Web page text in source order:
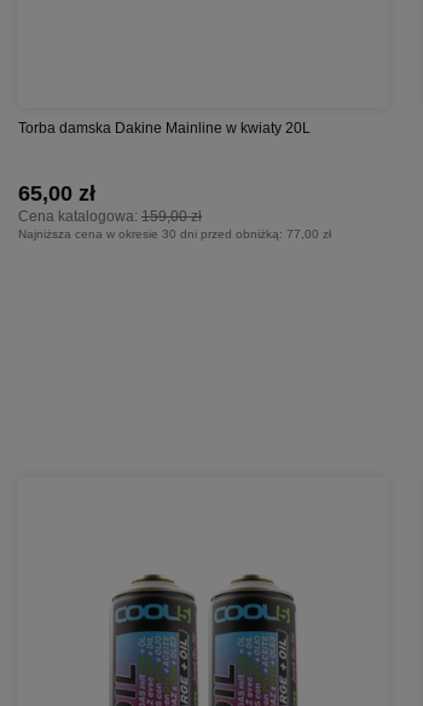
Torba damska Dakine Mainline w kwiaty 20L
Cena katalogowa: 159,00 zł
65,00 zł
Najniższa cena w okresie 30 dni przed obniżką: 77,00 zł